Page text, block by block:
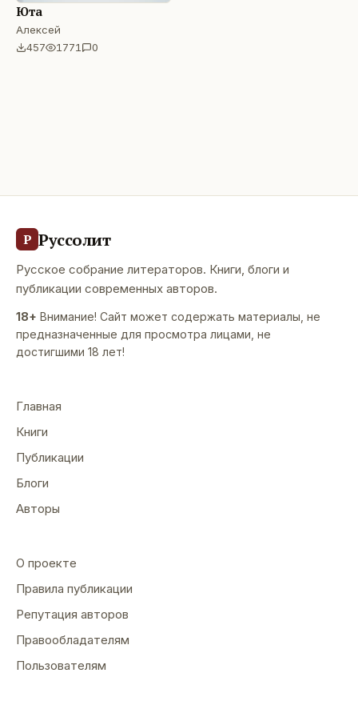
Юта
Алексей
457
1771 0
Р Руссолит
Русское собрание литераторов. Книги, блоги и
публикации современных авторов.
18+ Внимание! Сайт может содержать материалы, не
предназначенные для просмотра лицами, не
достигшими 18 лет!
Главная
Книги
Публикации
Блоги
Авторы
О проекте
Правила публикации
Репутация авторов
Правообладателям
Пользователям